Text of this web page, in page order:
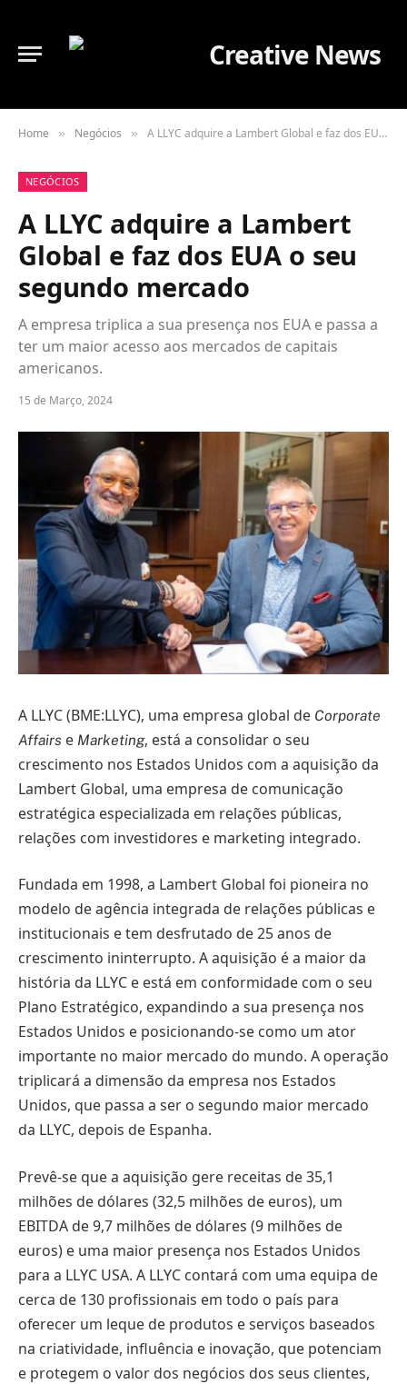
Home » Negócios » A LLYC adquire a Lambert Global e faz dos EUA o seu segundo mercado
NEGÓCIOS
A LLYC adquire a Lambert
Global e faz dos EUA o seu
segundo mercado
A empresa triplica a sua presença nos EUA e passa a
ter um maior acesso aos mercados de capitais
americanos.
15 de Março, 2024
A LLYC (BME:LLYC), uma empresa global de Corporate
Affairs e Marketing, está a consolidar o seu
crescimento nos Estados Unidos com a aquisição da
Lambert Global, uma empresa de comunicação
estratégica especializada em relações públicas,
relações com investidores e marketing integrado.
Fundada em 1998, a Lambert Global foi pioneira no
modelo de agência integrada de relações públicas e
institucionais e tem desfrutado de 25 anos de
crescimento ininterrupto. A aquisição é a maior da
história da LLYC e está em conformidade com o seu
Plano Estratégico, expandindo a sua presença nos
Estados Unidos e posicionando-se como um ator
importante no maior mercado do mundo. A operação
triplicará a dimensão da empresa nos Estados
Unidos, que passa a ser o segundo maior mercado
da LLYC, depois de Espanha.
Prevê-se que a aquisição gere receitas de 35,1
milhões de dólares (32,5 milhões de euros), um
EBITDA de 9,7 milhões de dólares (9 milhões de
euros) e uma maior presença nos Estados Unidos
para a LLYC USA. A LLYC contará com uma equipa de
cerca de 130 profissionais em todo o país para
oferecer um leque de produtos e serviços baseados
na criatividade, influência e inovação, que potenciam
e protegem o valor dos negócios dos seus clientes,